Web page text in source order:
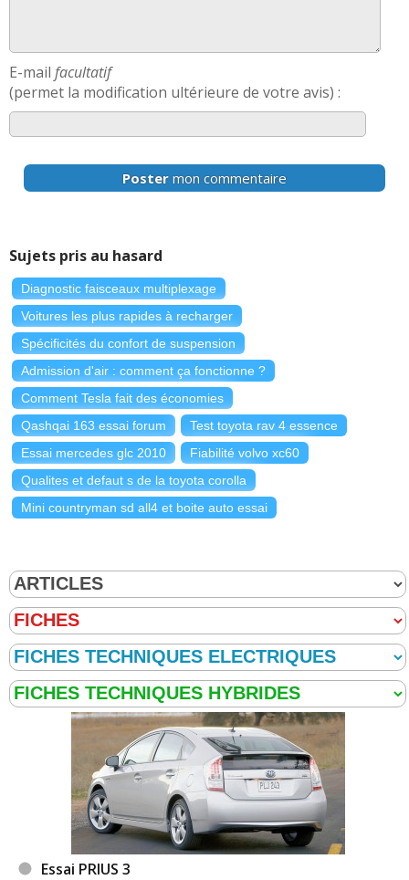
E-mail facultatif
(permet la modification ultérieure de votre avis) :
Poster mon commentaire
Sujets pris au hasard
Diagnostic faisceaux multiplexage
Voitures les plus rapides à recharger
Spécificités du confort de suspension
Admission d'air : comment ça fonctionne ?
Comment Tesla fait des économies
Qashqai 163 essai forum
Test toyota rav 4 essence
Essai mercedes glc 2010
Fiabilité volvo xc60
Qualites et defaut s de la toyota corolla
Mini countryman sd all4 et boite auto essai
Essai PRIUS 3